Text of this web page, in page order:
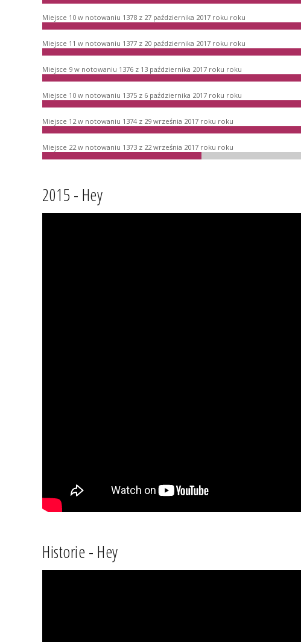
Miejsce 10 w notowaniu 1378 z 27 października 2017 roku roku
Miejsce 11 w notowaniu 1377 z 20 października 2017 roku roku
Miejsce 9 w notowaniu 1376 z 13 października 2017 roku roku
Miejsce 10 w notowaniu 1375 z 6 października 2017 roku roku
Miejsce 12 w notowaniu 1374 z 29 września 2017 roku roku
Miejsce 22 w notowaniu 1373 z 22 września 2017 roku roku
2015 - Hey
Historie - Hey